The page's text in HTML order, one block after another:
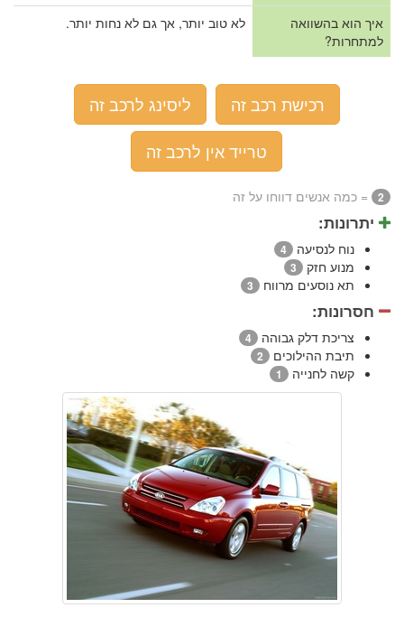
איך הוא בהשוואה
למתחרות?
לא טוב יותר, אך גם לא נחות יותר.
רכישת רכב זה
ליסינג לרכב זה
טרייד אין לרכב זה
2 = כמה אנשים דווחו על זה
יתרונות:
נוח לנסיעה 4
מנוע חזק 3
תא נוסעים מרווח 3
חסרונות:
צריכת דלק גבוהה 4
תיבת ההילוכים 2
קשה לחנייה 1